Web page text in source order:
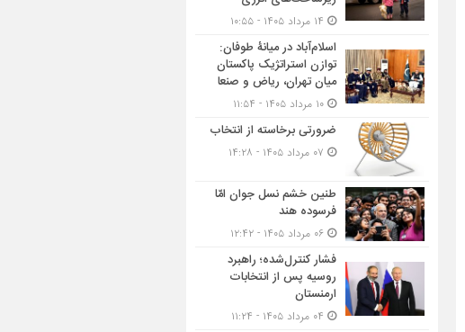
اسلام‌آباد در میانۀ طوفان:
توازن استراتژیک پاکستان
میان تهران، ریاض و صنعا
ضرورتی برخاسته از انتخاب
طنین خشم نسل جوان امّا
فرسوده هند
فشار کنترل‌شده؛ راهبرد
روسیه پس از انتخابات
ارمنستان